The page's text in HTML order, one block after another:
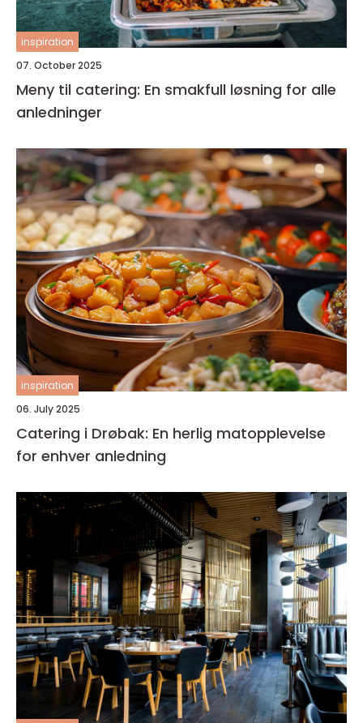
inspiration
07. October 2025
Meny til catering: En smakfull løsning for alle
anledninger
inspiration
06. July 2025
Catering i Drøbak: En herlig matopplevelse
for enhver anledning